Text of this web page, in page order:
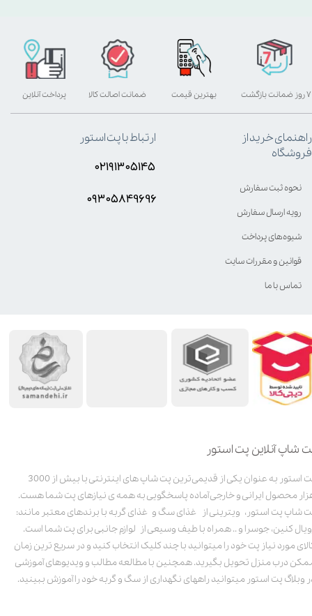
شاپ آنلاین پت استور
پت استور به عنوان یکی از قدیمی‌ترین پت شاپ های اینترنتی با بیش از 3000
محصول ایرانی و خارجی آماده پاسخگویی به همه ی نیازهای پت شما هست.
شاپ پت استور، ویترینی از غذای سگ و غذای گربه با برندهای معتبر مانند:
کنین، جوسرا و .. همراه با طیف وسیعی از لوازم جانبی برای پت شما است.
مورد نیاز پت خود را میتوانید با چند کلیک انتخاب کنید و در سریع ترین زمان
درب منزل تحویل بگیرید. همچنین با مطالعه مطالب و ویدیوهای آموزشی
وبلاگ پت استور میتوانید راههای نگهداری از سگ و گربه خود را آموزش ببینید.
بهترین قیمت پرداخت آنلاین ۷ روز ضمانت بازگشت ضمانت اصالت کالا
راهنمای خرید از
فروشگاه
نحوه ثبت سفارش
رویه ارسال سفارش
شیوه‌های پرداخت
قوانین و مقررات سایت
تماس با ما
ارتباط با پت استور
۰۲۱۹۱۳۰۵۱۴۵
۰۹۳۰۵8۴9696